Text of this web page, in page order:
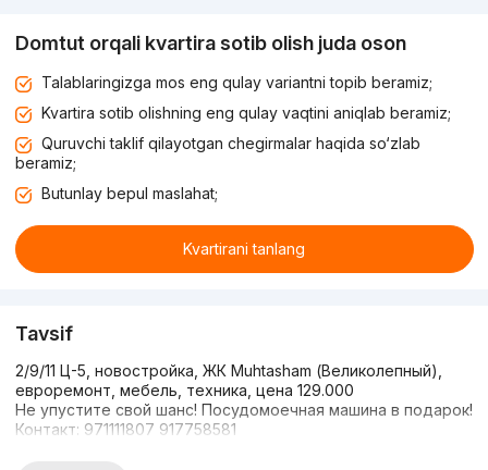
Domtut orqali kvartira sotib olish juda oson
Talablaringizga mos eng qulay variantni topib beramiz;
Kvartira sotib olishning eng qulay vaqtini aniqlab beramiz;
Quruvchi taklif qilayotgan chegirmalar haqida so‘zlab
beramiz;
Butunlay bepul maslahat;
Kvartirani tanlang
Tavsif
2/9/11 Ц-5, новостройка, ЖК Muhtasham (Великолепный),
евроремонт, мебель, техника, цена 129.000
Не упустите свой шанс! Посудомоечная машина в подарок!
Контакт: 971111807 917758581